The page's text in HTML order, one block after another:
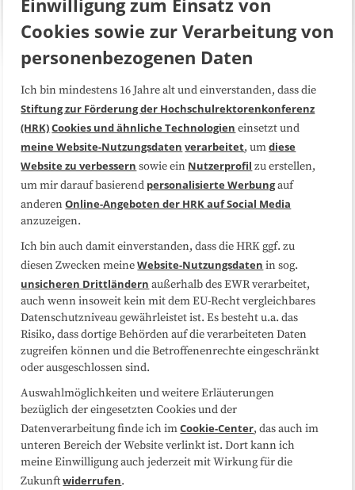
Über uns FAQ
Medienarbeit Kooperationen
Datenschutzerklärung Impressum
Sitemap
Folgen Sie uns
Cookies sowie zur Verarbeitung von
personenbezogenen Daten
Ich bin mindestens 16 Jahre alt und einverstanden, dass die
Stiftung zur Förderung der Hochschulrektorenkonferenz
(HRK)Cookies und ähnliche Technologien einsetzt und
meine Website-Nutzungsdaten verarbeitet, umdiese
Website zu verbessern sowie ein Nutzerprofil zu erstellen,
um mir darauf basierend personalisierte Werbungauf
anderenOnline-Angeboten der HRK auf Social Media
anzuzeigen.
Ich bin auch damit einverstanden, dass die HRK ggf. zu
diesen Zwecken meineWebsite-Nutzungsdaten in sog.
unsicheren Drittländern außerhalb des EWR verarbeitet,
auch wenn insoweit kein mit dem EU-Recht vergleichbares
Datenschutzniveau gewährleistet ist. Es besteht u.a. das
Risiko, dass dortige Behörden auf die verarbeiteten Daten
zugreifen können und die Betroffenenrechte eingeschränkt
oder ausgeschlossen sind.
Auswahlmöglichkeiten und weitere Erläuterungen
bezüglich der eingesetzten Cookies und der
Datenverarbeitung finde ich imCookie-Center, das auch im
unteren Bereich der Website verlinkt ist. Dort kann ich
meine Einwilligung auch jederzeit mit Wirkung für die
Zukunftwiderrufen.